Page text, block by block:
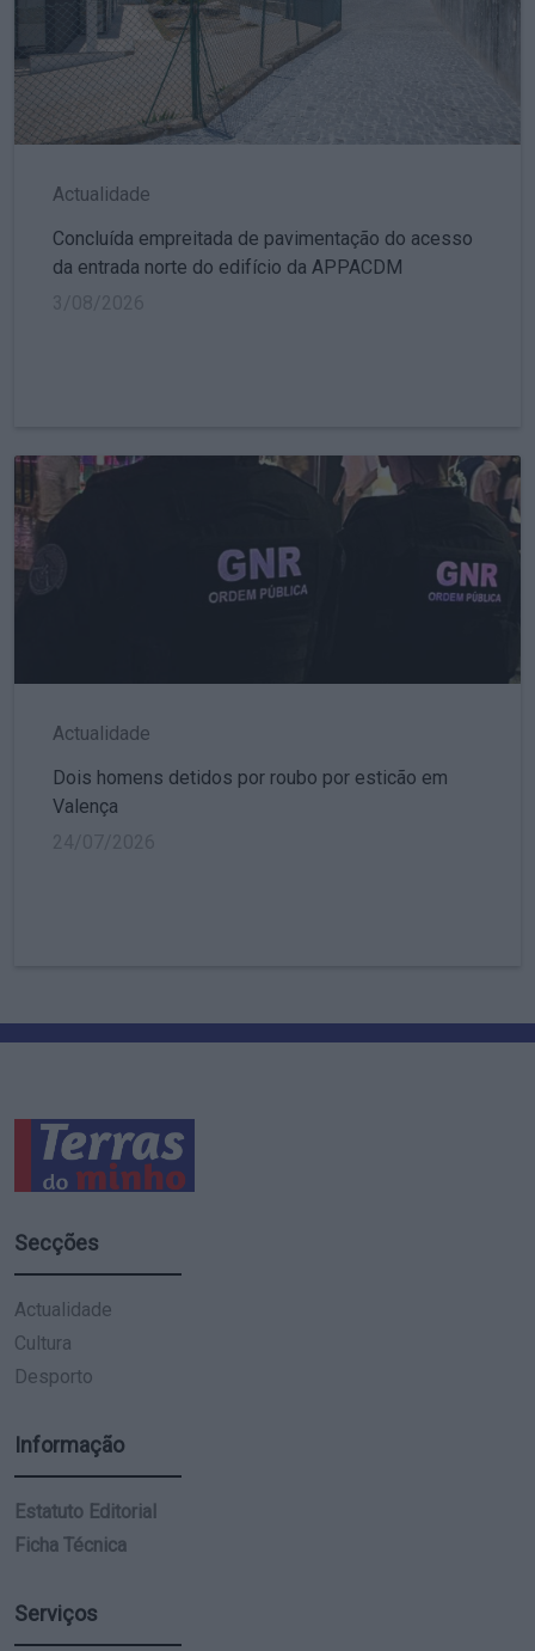
Actualidade
Concluída empreitada de pavimentação do acesso
da entrada norte do edifício da APPACDM
Actualidade
Dois homens detidos por roubo por esticão em
Valença
Secções
Actualidade
Cultura
Desporto
Informação
Estatuto Editorial
Ficha Técnica
Serviços